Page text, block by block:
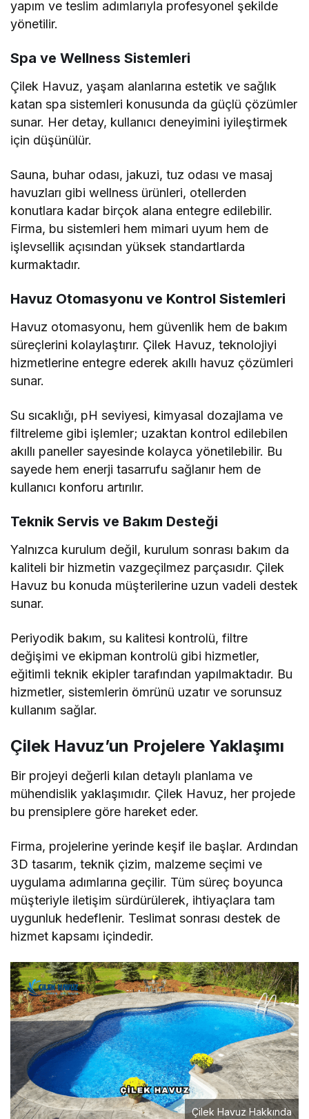
yapım ve teslim adımlarıyla profesyonel şekilde
yönetilir.
Spa ve Wellness Sistemleri
Çilek Havuz, yaşam alanlarına estetik ve sağlık
katan spa sistemleri konusunda da güçlü çözümler
sunar. Her detay, kullanıcı deneyimini iyileştirmek
için düşünülür.
Sauna, buhar odası, jakuzi, tuz odası ve masaj
havuzları gibi wellness ürünleri, otellerden
konutlara kadar birçok alana entegre edilebilir.
Firma, bu sistemleri hem mimari uyum hem de
işlevsellik açısından yüksek standartlarda
kurmaktadır.
Havuz Otomasyonu ve Kontrol Sistemleri
Havuz otomasyonu, hem güvenlik hem de bakım
süreçlerini kolaylaştırır. Çilek Havuz, teknolojiyi
hizmetlerine entegre ederek akıllı havuz çözümleri
sunar.
Su sıcaklığı, pH seviyesi, kimyasal dozajlama ve
filtreleme gibi işlemler; uzaktan kontrol edilebilen
akıllı paneller sayesinde kolayca yönetilebilir. Bu
sayede hem enerji tasarrufu sağlanır hem de
kullanıcı konforu artırılır.
Teknik Servis ve Bakım Desteği
Yalnızca kurulum değil, kurulum sonrası bakım da
kaliteli bir hizmetin vazgeçilmez parçasıdır. Çilek
Havuz bu konuda müşterilerine uzun vadeli destek
sunar.
Periyodik bakım, su kalitesi kontrolü, filtre
değişimi ve ekipman kontrolü gibi hizmetler,
eğitimli teknik ekipler tarafından yapılmaktadır. Bu
hizmetler, sistemlerin ömrünü uzatır ve sorunsuz
kullanım sağlar.
Çilek Havuz’un Projelere Yaklaşımı
Bir projeyi değerli kılan detaylı planlama ve
mühendislik yaklaşımıdır. Çilek Havuz, her projede
bu prensiplere göre hareket eder.
Firma, projelerine yerinde keşif ile başlar. Ardından
3D tasarım, teknik çizim, malzeme seçimi ve
uygulama adımlarına geçilir. Tüm süreç boyunca
müşteriyle iletişim sürdürülerek, ihtiyaçlara tam
uygunluk hedeflenir. Teslimat sonrası destek de
hizmet kapsamı içindedir.
Çilek Havuz Hakkında